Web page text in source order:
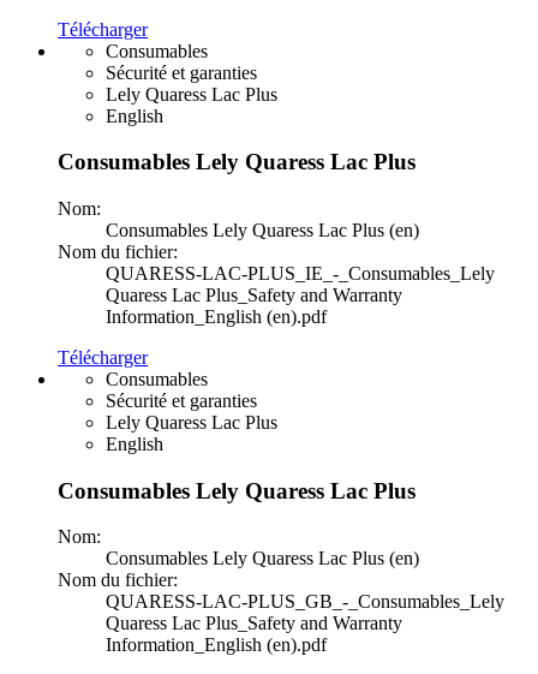
Télécharger
Consumables
Sécurité et garanties
Lely Quaress Lac Plus
English
Consumables Lely Quaress Lac Plus
Nom:
Consumables Lely Quaress Lac Plus (en)
Nom du fichier:
QUARESS-LAC-PLUS_IE_-_Consumables_Lely
Quaress Lac Plus_Safety and Warranty
Information_English (en).pdf
Télécharger
Consumables
Sécurité et garanties
Lely Quaress Lac Plus
English
Consumables Lely Quaress Lac Plus
Nom:
Consumables Lely Quaress Lac Plus (en)
Nom du fichier:
QUARESS-LAC-PLUS_GB_-_Consumables_Lely
Quaress Lac Plus_Safety and Warranty
Information_English (en).pdf